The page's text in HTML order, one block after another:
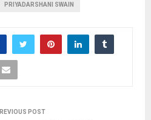
PRIYADARSHANI SWAIN
POST